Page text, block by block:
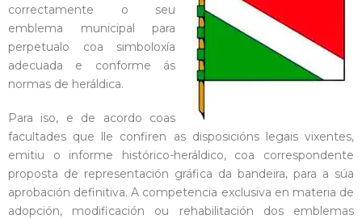
correctamente o seu
emblema municipal para
perpetualo coa simboloxía
adecuada e conforme ás
normas de heráldica.
Para iso, e de acordo coas
facultades que lle confiren as disposicións legais vixentes,
emitiu o informe histórico-heráldico, coa correspondente
proposta de representación gráfica da bandeira, para a súa
aprobación definitiva. A competencia exclusiva en materia de
adopción, modificación ou rehabilitación dos emblemas